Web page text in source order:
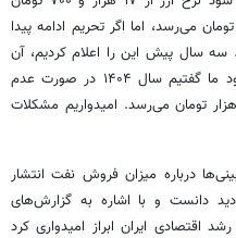
و سال ۱۴۰۵ هم به ۵۵ هزار تومان می‌رسد، اما اگر تحریم ادامه پیدا
می‌رسد. سه سال پیش این را اعلام کردیم، آن
زمان که این موضوعات در ذهن کسی نبود ما گفتیم سال ۱۴۰۴ در صورت عدم
رفع تحریم نرخ دلار به ۱۱۰ و سپس ۱۷۸ هزار تومان می‌رسد. امیدواریم مشکلات
درباره میزان فروش نفت انتشار
دانست و با اشاره به گزارش‌های
اقتصادی ایران ابراز امیدواری کرد